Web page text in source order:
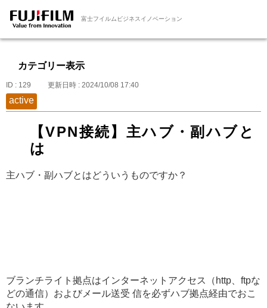
富士フイルムビジネスイノベーション
カテゴリー表示
ID : 129 更新日時 : 2024/10/08 17:40
active
【VPN接続】主ハブ・副ハブと
は
主ハブ・副ハブとはどういうものですか？
ブランチライト拠点はインターネットアクセス（http、ftpな
どの通信）およびメール送受 信を必ずハブ拠点経由でおこ